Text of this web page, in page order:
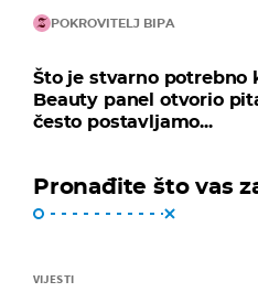
POKROVITELJ BIPA
Što je stvarno potrebno
Beauty panel otvorio
često postavljamo...
Pronađite što vas
VIJESTI